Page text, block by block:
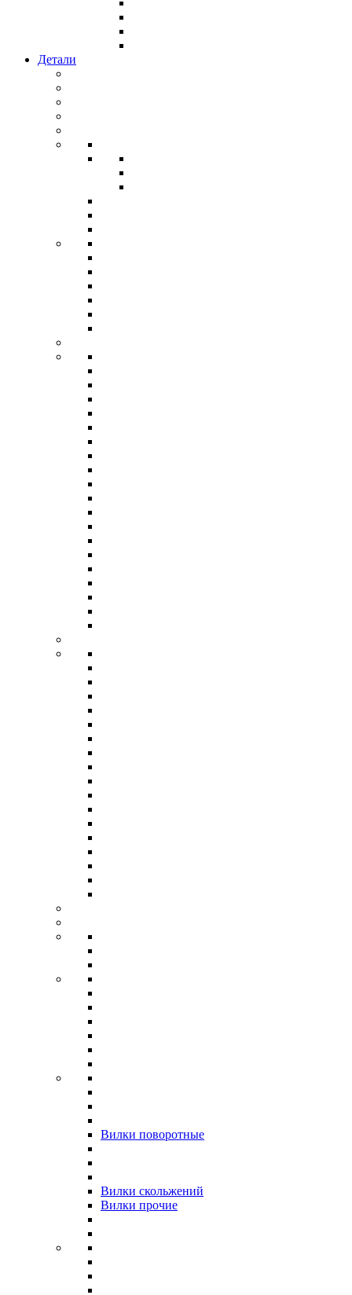
Детали
Вилки поворотные
Вилки скольжений
Вилки прочие